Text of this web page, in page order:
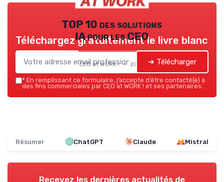
TOP 10 des solutions
IA pour les CEO
CEO at WORK ! — 2026
Téléchargez gratuitement le livre blanc
➔ Télécharger
* En remplissant ce formulaire, j’accepte d’être contacté(e) à
des fins commerciales par CEO at WORK ! et ses partenaires.
Résumer ChatGPT Claude Mistral
Recevez les dernières actualités de